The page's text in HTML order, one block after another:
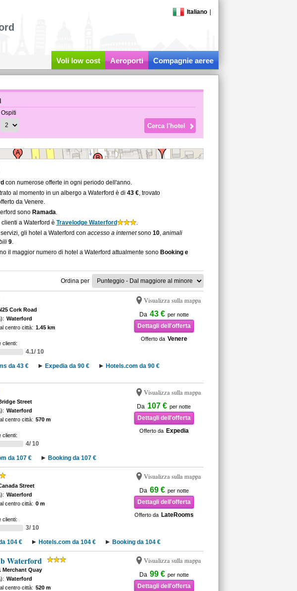
Italiano
Voli low cost Aeroporti Compagnie aeree
Ospiti
con numerose offerte in ogni periodo dell'anno.
al momento in un albergo a Waterford è di43 €, trovato
da Venere.
sono Ramada.
a Waterford è Travelodge Waterford
.
gli hotel a Waterford con accesso a internetsono 10, animali
9.
il maggior numero di hotel a Waterford attualmente sono Booking e
Ordina per
Visualizza sulla mappa
Da 43 € per notte
Dettagli dell'offerta
Offerto da Venere
Cork Road
Waterford
centro città: 1.45 km
clienti:
4.1/ 10
da 43 € Expedia da 90 €
Hotels.com da 90 €
Visualizza sulla mappa
Da 107 € per notte
Dettagli dell'offerta
Offerto da Expedia
Street
Waterford
centro città: 570 m
clienti:
4/ 10
da 107 € Booking da 107 €
Visualizza sulla mappa
Da 69 € per notte
Dettagli dell'offerta
Offerto da LateRooms
Street
Waterford
centro città: 0 m
clienti:
3/ 10
104 € Hotels.com da 104 € Booking da 104 €
Waterford Visualizza sulla mappa
Da 99 € per notte
Dettagli dell'offerta
Merchant Quay
Waterford
centro città: 520 m